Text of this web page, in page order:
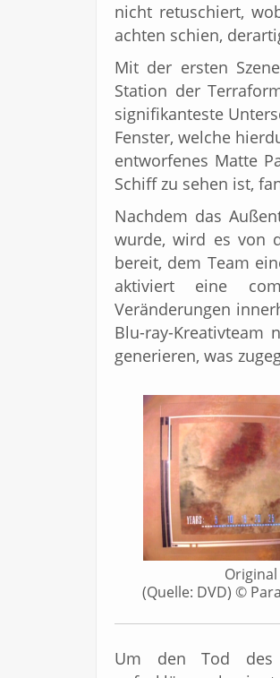
nicht retuschiert,
achten schien,
Mit der ersten
Station der
signifikanteste
Fenster, welche
entworfenes Matte
Schiff zu sehen ist,
Nachdem das
wurde, wird es von
bereit, dem Team
aktiviert eine
Veränderungen
Blu-ray-
generieren, was
Original
(Quelle: DVD) ©
Um den Tod des